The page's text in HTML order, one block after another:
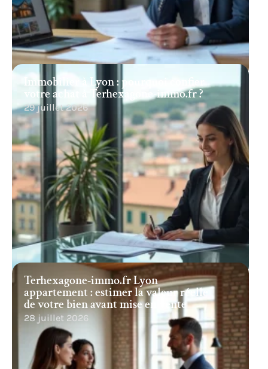
Immobilier à Lyon : pourquoi confier
votre achat à Terhexagone-immo.fr ?
29 juillet 2026
Terhexagone-immo.fr Lyon
appartement : estimer la valeur réelle
de votre bien avant mise en vente
28 juillet 2026